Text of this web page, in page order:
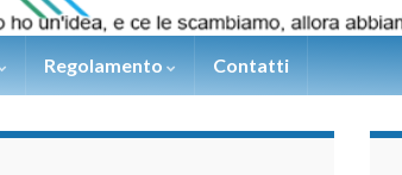
Regolamento Contatti